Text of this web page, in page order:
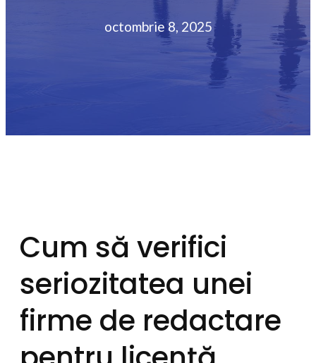
octombrie 8, 2025
Cum să verifici
seriozitatea unei
firme de redactare